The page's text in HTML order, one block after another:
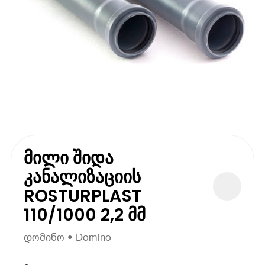
მილი შიდა
კანალიზაციის
ROSTURPLAST
110/1000 2,2 მმ
დომინო • Domino